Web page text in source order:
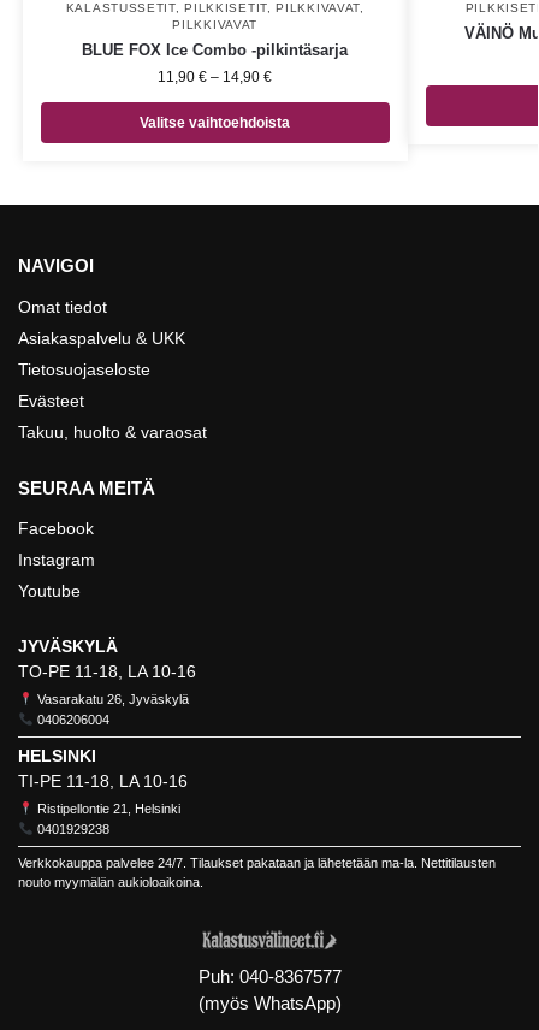
KALASTUSSETIT,PILKKISETIT,PILKKIVAVAT
PILKKIVAVAT
BLUE FOX Ice Combo -pilkintäsarja
11,90€ – 14,90€
Valitse vaihtoehdoista
VÄINÖ
NAVIGOI
Omat tiedot
Asiakaspalvelu & UKK
Tietosuojaseloste
Evästeet
Takuu, huolto & varaosat
SEURAA MEITÄ
Facebook
Instagram
Youtube
JYVÄSKYLÄ
TO-PE 11-18, LA 10-16
Vasarakatu 26, Jyväskylä
0406206004
HELSINKI
TI-PE 11-18, LA 10-16
Ristipellontie 21, Helsinki
0401929238
Verkkokauppa palvelee 24/7. Tilaukset pakataan ja lähetetään ma-la. Nettitilausten
nouto myymälän aukioloaikoina.
Puh: 040-8367577
(myös WhatsApp)